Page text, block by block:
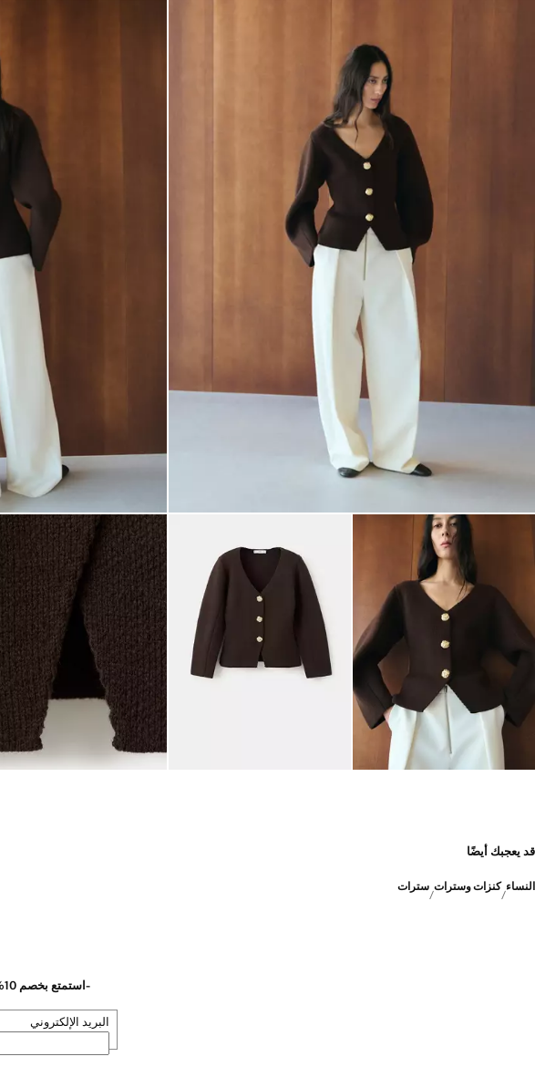
قد يعجبك أيضًا
النساء كنزات وسترات سترات
-استمتع بخصم 10% لتسوقك القادم عند اشتراكك في نشرتنا الاخبارية
البريد الإلكتروني